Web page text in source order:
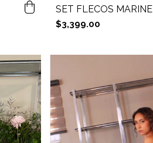
SET FLECOS MARINE
$3,399.00